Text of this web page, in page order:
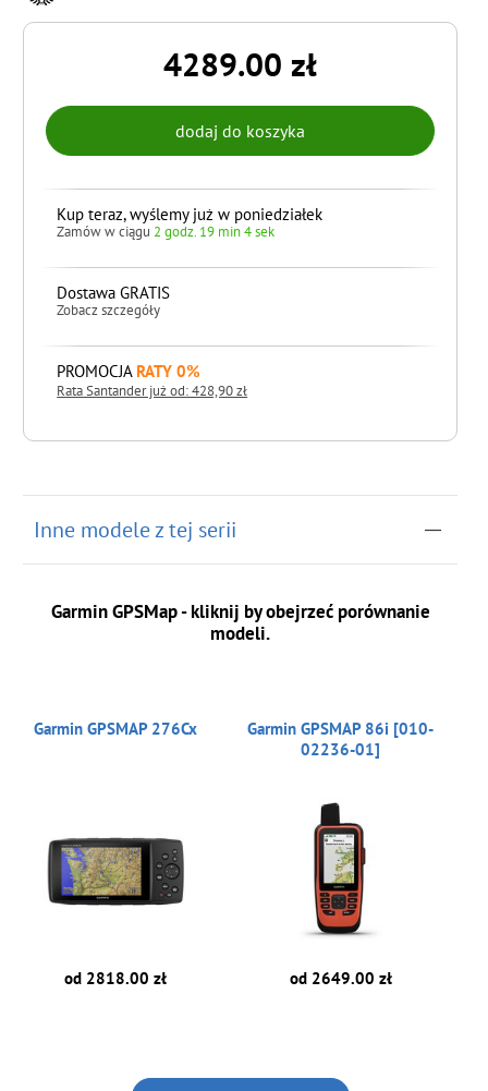
4289.00 zł
Kup teraz, wyślemy już w poniedziałek
Zamów w ciągu 2 godz. 19 min 3 sek
Dostawa GRATIS
Zobacz szczegóły
PROMOCJA RATY 0%
Rata Santander już od: 428,90 zł
Inne modele z tej serii
Garmin GPSMap - kliknij by obejrzeć porównanie
modeli.
Garmin GPSMAP 276Cx
od 2818.00 zł
Garmin GPSMAP 86i [010-
02236-01]
od 2649.00 zł